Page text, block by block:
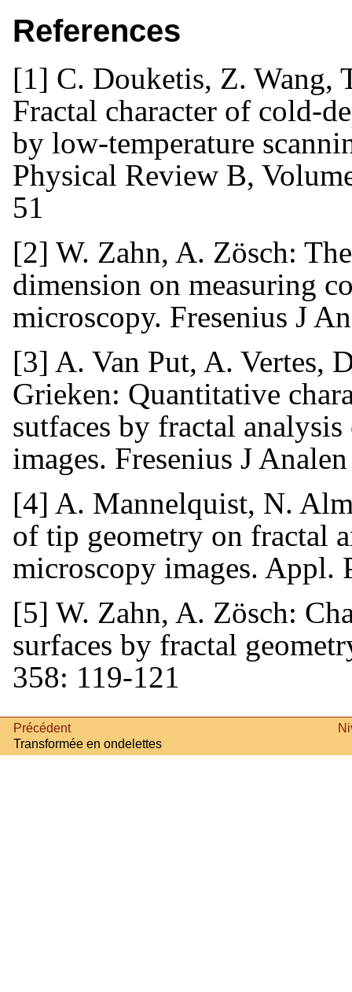
References
[1] C. Douketis, Z. Wang,
Fractal character of cold-
by low-temperature
Physical Review B,
51
[2] W. Zahn, A. Zösch:
dimension on measuring
microscopy. Fresenius J
[3] A. Van Put, A. Vertes,
Grieken: Quantitative
sutfaces by fractal
images. Fresenius J
[4] A. Mannelquist, N.
of tip geometry on fractal
microscopy images. Appl.
[5] W. Zahn, A. Zösch:
surfaces by fractal
358: 119-121
Précédent
Transformée en ondelettes